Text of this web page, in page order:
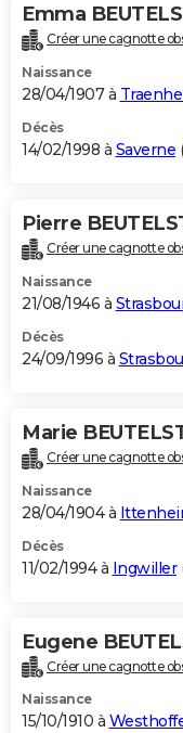
Emma
Créer une cagnotte
Naissance
28/04/1907 à
Décès
14/02/1998 à Saverne (
Pierre
Créer une cagnotte
Naissance
21/08/1946 à
Décès
24/09/1996 à
Marie
Créer une cagnotte
Naissance
28/04/1904 à
Décès
11/02/1994 à Ingwiller
Eugene
Créer une cagnotte
Naissance
15/10/1910 à